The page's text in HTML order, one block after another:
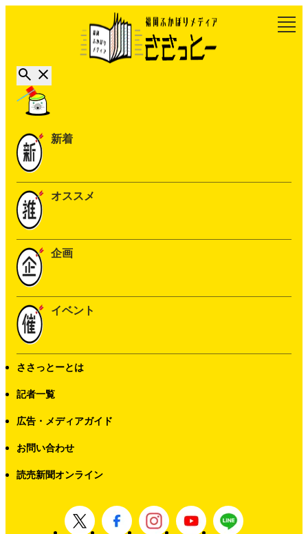
新着
オススメ
企画
イベント
ささっとーとは
記者一覧
広告・メディアガイド
お問い合わせ
読売新聞オンライン